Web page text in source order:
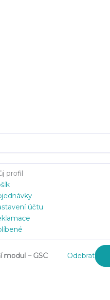
profil
účtu
modul – GSC Odebrat